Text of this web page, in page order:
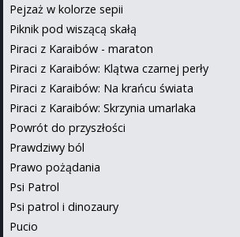
Pejzaż w kolorze sepii
Piknik pod wiszącą skałą
Piraci z Karaibów - maraton
Piraci z Karaibów: Klątwa czarnej perły
Piraci z Karaibów: Na krańcu świata
Piraci z Karaibów: Skrzynia umarlaka
Powrót do przyszłości
Prawdziwy ból
Prawo pożądania
Psi Patrol
Psi patrol i dinozaury
Pucio